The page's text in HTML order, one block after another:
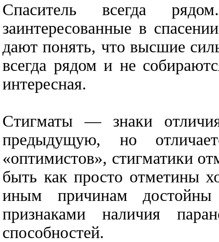
Спаситель всегда
заинтересованные в
дают понять, что высшие
всегда рядом и не
интересная.
Стигматы — знаки
предыдущую, но
«оптимистов», стигматики
быть как просто отметины
иным причинам
признаками наличия
способностей.